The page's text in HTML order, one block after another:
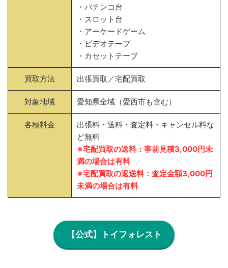
・パチンコ台
・スロット台
・アーケードゲーム
・ビデオテープ
・カセットテープ
買取方法 出張買取／宅配買取
対象地域 愛知県全域（愛西市も含む）
各種料金
出張料・送料・査定料・キャンセル料な
ど無料
※宅配買取の送料：事前見積3,000円未
満の場合は有料
※宅配買取の返送料：査定金額3,000円
未満の場合は有料
【公式】トイフォレスト